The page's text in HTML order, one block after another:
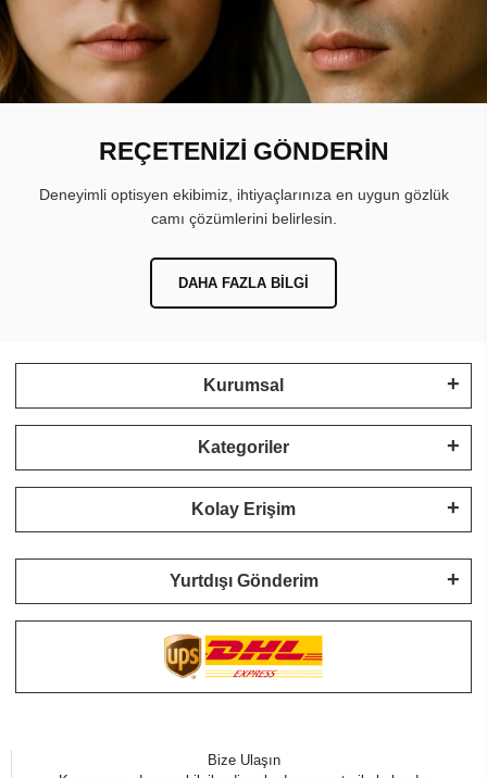
REÇETENİZİ GÖNDERİN
Deneyimli optisyen ekibimiz, ihtiyaçlarınıza en uygun gözlük
camı çözümlerini belirlesin.
DAHA FAZLA BILGI
Kurumsal
Kategoriler
Kolay Erişim
Yurtdışı Gönderim
Bize Ulaşın